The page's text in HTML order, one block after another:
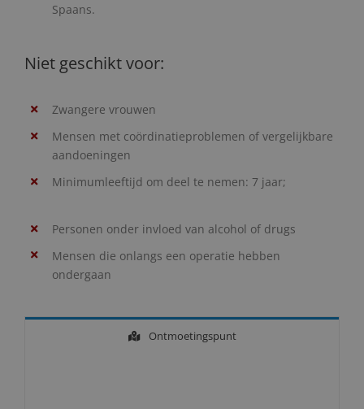
Spaans.
Niet geschikt voor:
Zwangere vrouwen
Mensen met coördinatieproblemen of vergelijkbare
aandoeningen
Minimumleeftijd om deel te nemen: 7 jaar;
Personen onder invloed van alcohol of drugs
Mensen die onlangs een operatie hebben
ondergaan
Ontmoetingspunt